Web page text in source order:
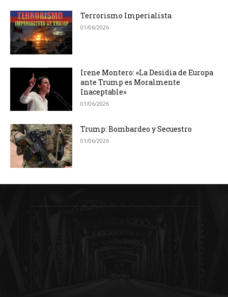
Terrorismo Imperialista
01/06/2026
Irene Montero: «La Desidia de Europa
ante Trump es Moralmente
Inaceptable»
01/06/2026
Trump: Bombardeo y Secuestro
01/06/2026